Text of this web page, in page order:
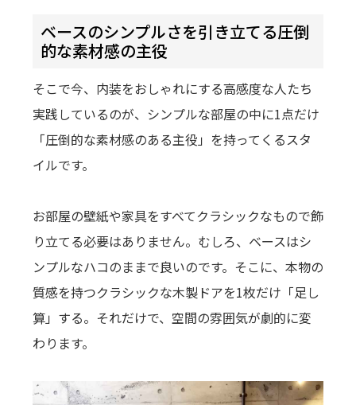
ベースのシンプルさを引き立てる圧倒
的な素材感の主役
そこで今、内装をおしゃれにする高感度な人たち
実践しているのが、シンプルな部屋の中に1点だけ
「圧倒的な素材感のある主役」を持ってくるスタ
イルです。
お部屋の壁紙や家具をすべてクラシックなもので飾
り立てる必要はありません。むしろ、ベースはシ
ンプルなハコのままで良いのです。そこに、本物の
質感を持つクラシックな木製ドアを1枚だけ「足し
算」する。それだけで、空間の雰囲気が劇的に変
わります。